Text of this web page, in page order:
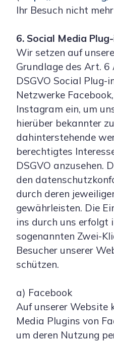
Ihr Besuch nicht
6. Social Media
Wir setzen auf
Grundlage des Art. 6
DSGVO Social Plug-
Netzwerke
Instagram ein, um
hierüber bekannter
dahinterstehende
berechtigtes
DSGVO anzusehen.
den
durch deren
gewährleisten. Die
ins durch uns erfolgt
sogenannten Zwei-
Besucher unserer
schützen.
a) Facebook
Auf unserer Website
Media Plugins von
um deren Nutzung